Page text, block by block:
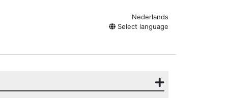
Nederlands
Select language